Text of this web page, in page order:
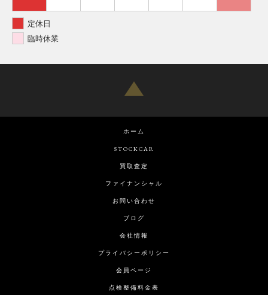
定休日
臨時休業
ホーム
STOCKCAR
買取査定
ファイナンシャル
お問い合わせ
ブログ
会社情報
プライバシーポリシー
会員ページ
点検整備料金表